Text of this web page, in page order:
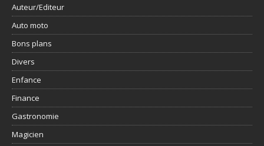
Auteur/Editeur
Auto moto
Bons plans
Divers
Enfance
Finance
Gastronomie
Magicien